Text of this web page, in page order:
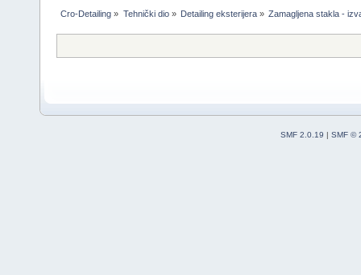
Cro-Detailing » Tehnički dio» Detailing eksterijera» Zamagljena stakla -
SMF 2.0.19 | SMF ©